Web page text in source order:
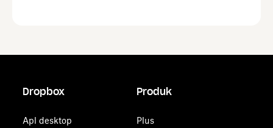
Dropbox
Apl desktop
Produk
Plus